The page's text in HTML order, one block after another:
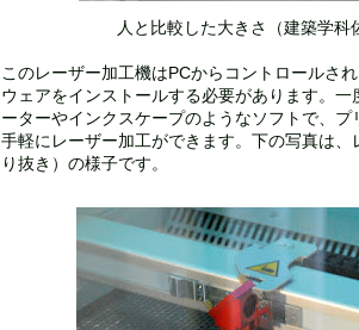
人と比較した大きさ（建築学科
このレーザー加工機はPCからコントロールさ
ウェアをインストールする必要があります。
ーターやインクスケープのようなソフトで、プ
手軽にレーザー加工ができます。下の写真は
り抜き）の様子です。